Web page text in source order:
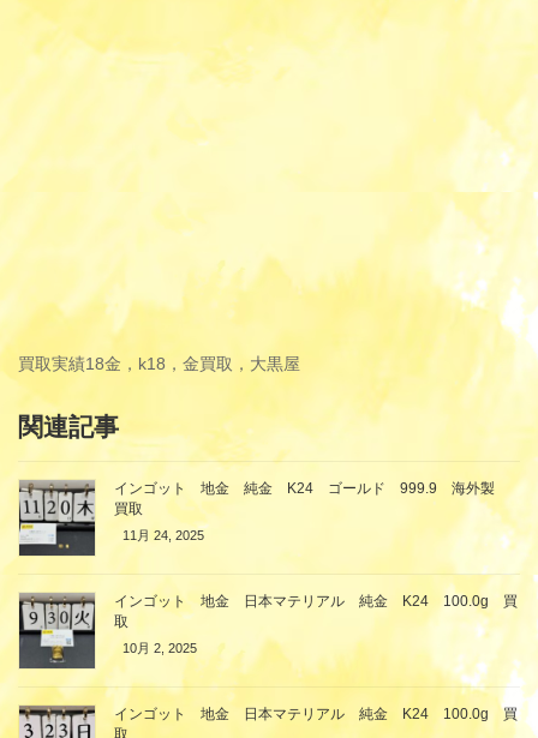
買取実績18金，k18，金買取，大黒屋
関連記事
インゴット 地金 純金 K24 ゴールド 999.9 海外製
買取
11月 24, 2025
インゴット 地金 日本マテリアル 純金 K24 100.0g 買
取
10月 2, 2025
インゴット 地金 日本マテリアル 純金 K24 100.0g 買